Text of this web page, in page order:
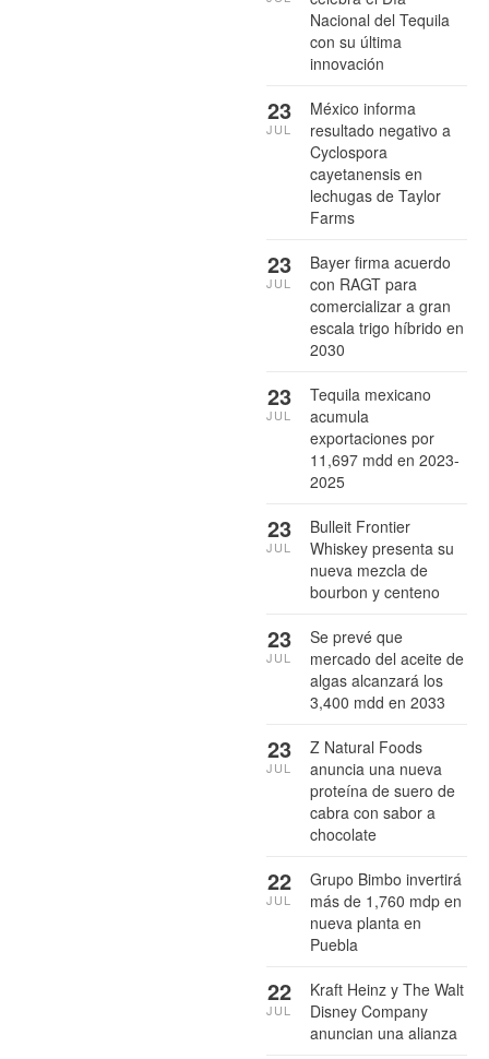
Nacional del Tequila
con su última
innovación
México informa
resultado negativo a
Cyclospora
cayetanensis en
lechugas de Taylor
Farms
23
JUL
Bayer firma acuerdo
con RAGT para
comercializar a gran
escala trigo híbrido en
2030
23
JUL
Tequila mexicano
acumula
exportaciones por
11,697 mdd en 2023-
2025
23
JUL
Bulleit Frontier
Whiskey presenta su
nueva mezcla de
bourbon y centeno
23
JUL
Se prevé que
mercado del aceite de
algas alcanzará los
3,400 mdd en 2033
23
JUL
Z Natural Foods
anuncia una nueva
proteína de suero de
cabra con sabor a
chocolate
23
JUL
Grupo Bimbo invertirá
más de 1,760 mdp en
nueva planta en
Puebla
22
JUL
Kraft Heinz y The Walt
Disney Company
anuncian una alianza
22
JUL